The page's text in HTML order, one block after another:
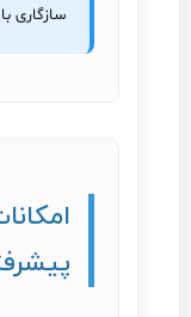
سازگاری